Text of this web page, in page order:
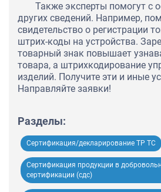
Также эксперты помогут с
других сведений. Например,
свидетельство о регистрации
штрих-коды на устройства.
товарный знак повышает
товара, а штрихкодирование
изделий. Получите эти и иные
Направляйте заявки!
Разделы:
Сертификация/декларирование ТР ТС
Сертификация продукции в
сертификации (сдс)